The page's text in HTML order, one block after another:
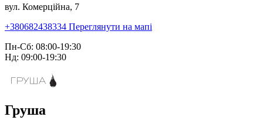
вул. Комерційна, 7
+380682438334 Переглянути на мапі
Пн-Сб: 08:00-19:30
Нд: 09:00-19:30
Груша